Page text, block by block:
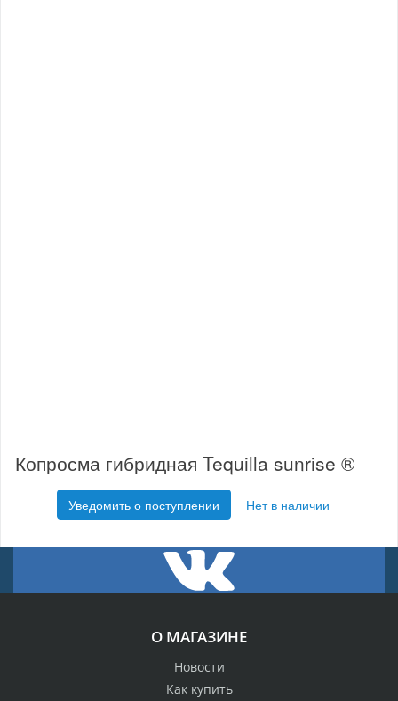
Копросма гибридная Tequilla sunrise ®
Уведомить о поступлении Нет в наличии
О МАГАЗИНЕ
Новости
Как купить